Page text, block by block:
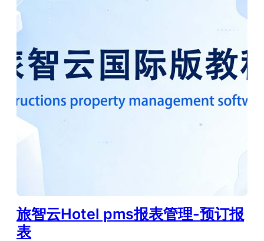
旅智云Hotel pms报表管理-预订报
表